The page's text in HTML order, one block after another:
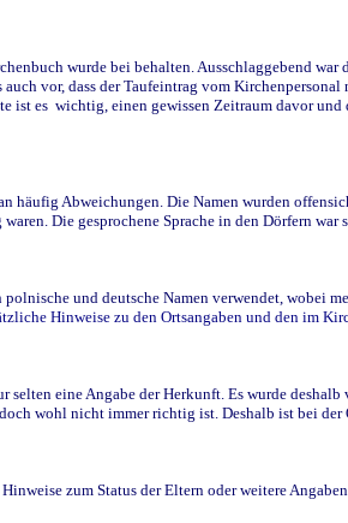
wurde bei behalten. Ausschlaggebend
vor, dass der Taufeintrag vom
ist es wichtig, einen gewissen Zeitraum davor
häufig Abweichungen. Die Namen wurden
Die gesprochene Sprache in den Dörfern
und deutsche Namen verwendet, wobei
Hinweise zu den Ortsangaben und den im
eine Angabe der Herkunft. Es wurde
wohl nicht immer richtig ist. Deshalb ist bei
zum Status der Eltern oder weitere